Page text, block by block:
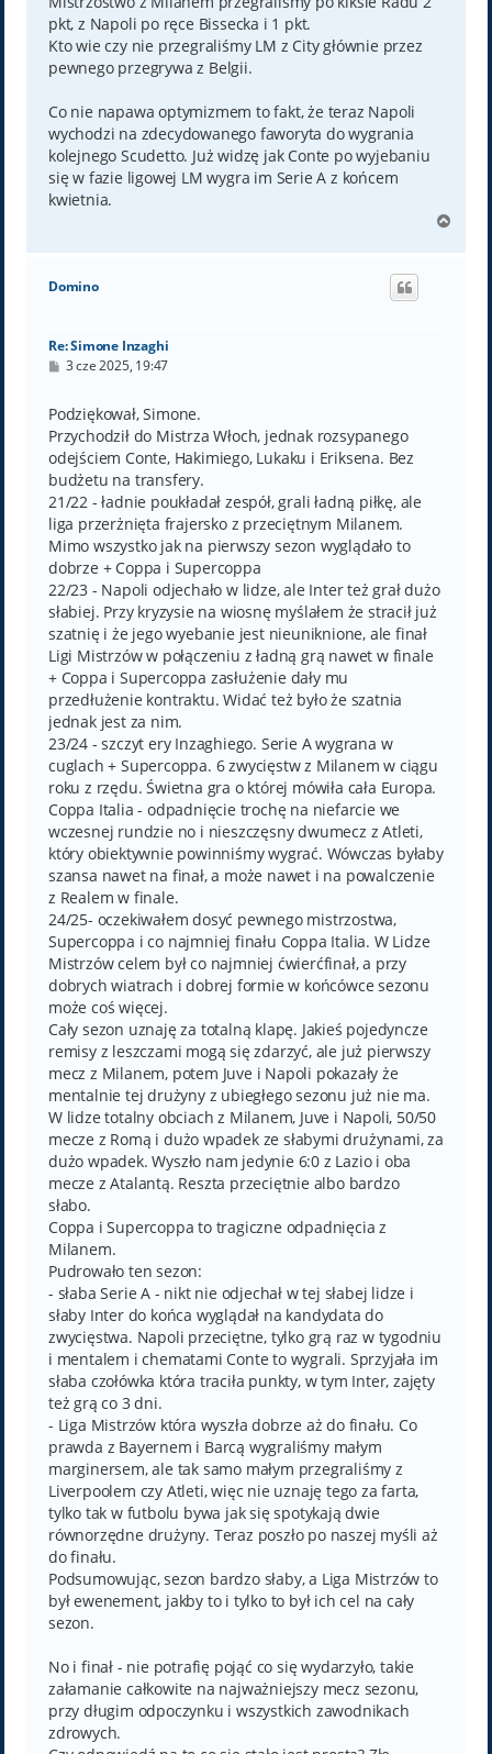
pkt, z Napoli po ręce Bissecka i 1 pkt.
Kto wie czy nie przegraliśmy LM z City głównie przez
pewnego przegrywa z Belgii.
Co nie napawa optymizmem to fakt, że teraz Napoli
wychodzi na zdecydowanego faworyta do wygrania
kolejnego Scudetto. Już widzę jak Conte po wyjebaniu
się w fazie ligowej LM wygra im Serie A z końcem
kwietnia.
g
Domino
Re: Simone Inzaghi
P
t
3 cze 2025, 19:47
Podziękował, Simone.
Przychodził do Mistrza Włoch, jednak rozsypanego
odejściem Conte, Hakimiego, Lukaku i Eriksena. Bez
budżetu na transfery.
21/22 - ładnie poukładał zespół, grali ładną piłkę, ale
liga przerżnięta frajersko z przeciętnym Milanem.
Mimo wszystko jak na pierwszy sezon wyglądało to
dobrze + Coppa i Supercoppa
22/23 - Napoli odjechało w lidze, ale Inter też grał dużo
słabiej. Przy kryzysie na wiosnę myślałem że stracił już
szatnię i że jego wyebanie jest nieuniknione, ale finał
Ligi Mistrzów w połączeniu z ładną grą nawet w finale
+ Coppa i Supercoppa zasłużenie dały mu
przedłużenie kontraktu. Widać też było że szatnia
jednak jest za nim.
23/24 - szczyt ery Inzaghiego. Serie A wygrana w
cuglach + Supercoppa. 6 zwycięstw z Milanem w ciągu
roku z rzędu. Świetna gra o której mówiła cała Europa.
Coppa Italia - odpadnięcie trochę na niefarcie we
wczesnej rundzie no i nieszczęsny dwumecz z Atleti,
który obiektywnie powinniśmy wygrać. Wówczas byłaby
szansa nawet na finał, a może nawet i na powalczenie
z Realem w finale.
24/25- oczekiwałem dosyć pewnego mistrzostwa,
Supercoppa i co najmniej finału Coppa Italia. W Lidze
Mistrzów celem był co najmniej ćwierćfinał, a przy
dobrych wiatrach i dobrej formie w końcówce sezonu
może coś więcej.
Cały sezon uznaję za totalną klapę. Jakieś pojedyncze
remisy z leszczami mogą się zdarzyć, ale już pierwszy
mecz z Milanem, potem Juve i Napoli pokazały że
mentalnie tej drużyny z ubiegłego sezonu już nie ma.
W lidze totalny obciach z Milanem, Juve i Napoli, 50/50
mecze z Romą i dużo wpadek ze słabymi drużynami, za
dużo wpadek. Wyszło nam jedynie 6:0 z Lazio i oba
mecze z Atalantą. Reszta przeciętnie albo bardzo
słabo.
Coppa i Supercoppa to tragiczne odpadnięcia z
Milanem.
Pudrowało ten sezon:
- słaba Serie A - nikt nie odjechał w tej słabej lidze i
słaby Inter do końca wyglądał na kandydata do
zwycięstwa. Napoli przeciętne, tylko grą raz w tygodniu
i mentalem i chematami Conte to wygrali. Sprzyjała im
słaba czołówka która traciła punkty, w tym Inter, zajęty
też grą co 3 dni.
- Liga Mistrzów która wyszła dobrze aż do finału. Co
prawda z Bayernem i Barcą wygraliśmy małym
marginersem, ale tak samo małym przegraliśmy z
Liverpoolem czy Atleti, więc nie uznaję tego za farta,
tylko tak w futbolu bywa jak się spotykają dwie
równorzędne drużyny. Teraz poszło po naszej myśli aż
do finału.
Podsumowując, sezon bardzo słaby, a Liga Mistrzów to
był ewenement, jakby to i tylko to był ich cel na cały
sezon.
No i finał - nie potrafię pojąć co się wydarzyło, takie
załamanie całkowite na najważniejszy mecz sezonu,
przy długim odpoczynku i wszystkich zawodnikach
zdrowych.